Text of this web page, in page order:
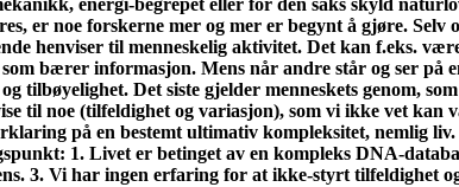
energi-begrepet eller for den saks skyld
er noe forskerne mer og mer er begynt å gjøre.
henviser til menneskelig aktivitet. Det kan f.eks.
bærer informasjon. Mens når andre står og ser på
tilbøyelighet. Det siste gjelder menneskets genom,
til noe (tilfeldighet og variasjon), som vi ikke vet
på en bestemt ultimativ kompleksitet, nemlig
1. Livet er betinget av en kompleks DNA-
3. Vi har ingen erfaring for at ikke-styrt tilfeldighet